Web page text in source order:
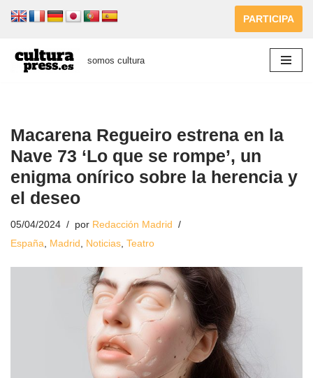
al
contenido
PARTICIPA
somos cultura
Macarena Regueiro estrena en la
Nave 73 ‘Lo que se rompe’, un
enigma onírico sobre la herencia y
el deseo
05/04/2024 por Redacción Madrid
España
Madrid Noticias Teatro